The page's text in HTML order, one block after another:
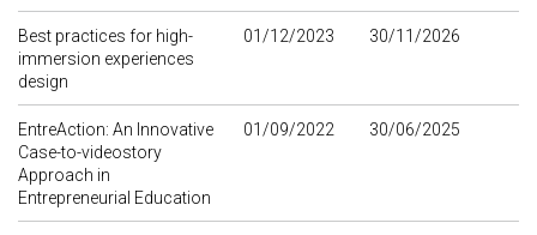
Best practices for high-
immersion experiences
design
01/12/2023 30/11/2026
EntreAction: An Innovative
Case-to-videostory
Approach in
Entrepreneurial Education
01/09/2022 30/06/2025